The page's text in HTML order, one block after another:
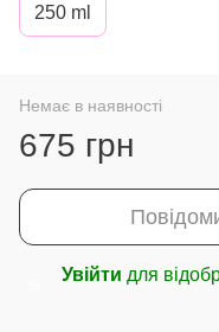
250 ml
Немає в наявності
675 грн
Увійти для